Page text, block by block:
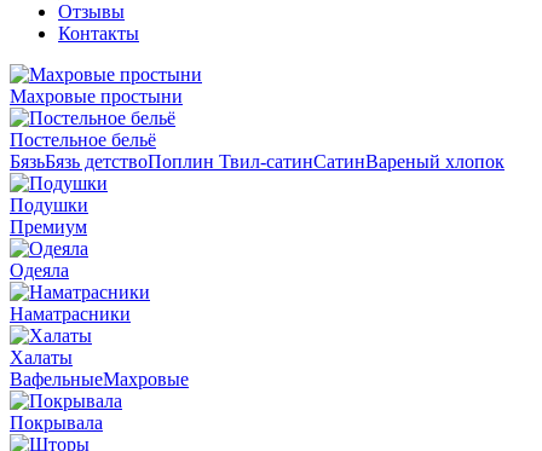
Отзывы
Контакты
Махровые простыни
Постельное бельё
БязьБязь детствоПоплин Твил-сатинСатинВареный хлопок
Подушки
Премиум
Одеяла
Наматрасники
Халаты
ВафельныеМахровые
Покрывала